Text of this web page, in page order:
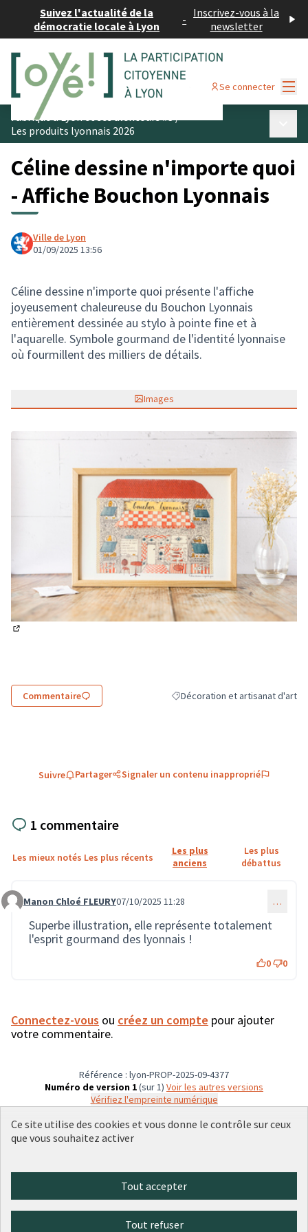
Suivez l'actualité de la
démocratie locale à Lyon
- Inscrivez-vous à la
newsletter
Se connecter
Fabriqué à Lyon et ses alentours #3/
Les produits lyonnais 2026
Céline dessine n'importe quoi
- Affiche Bouchon Lyonnais
Ville de Lyon
01/09/2025 13:56
Céline dessine n'importe quoi présente l'affiche
joyeusement chaleureuse du Bouchon Lyonnais
entièrement dessinée au stylo à pointe fine et à
l'aquarelle. Symbole gourmand de l'identité lyonnaise
où fourmillent des milliers de détails.
Images
Commentaire Filtrer les résultats de la
Décoration et artisanat d'art
Suivre Partager Signaler un contenu inapproprié
1 commentaire
Les mieux notés Les plus récents
Les plus
anciens
Les plus
débattus
Commentaire 3770
Manon Chloé FLEURY07/10/2025 11:28 …
Superbe illustration, elle représente totalement
l'esprit gourmand des lyonnais !
0 0
Connectez-vous ou créez un compte pour ajouter
votre commentaire.
Référence : lyon-PROP-2025-09-4377
Numéro de version 1(sur 1)
voir les autres versions
Vérifiez l'empreinte numérique
(Lien externe)
(Lien externe)
(Lien externe)
(Lien externe)
(Lien externe)
Ce site utilise des cookies et vous donne le contrôle sur ceux
que vous souhaitez activer
Tout accepter
Tout refuser